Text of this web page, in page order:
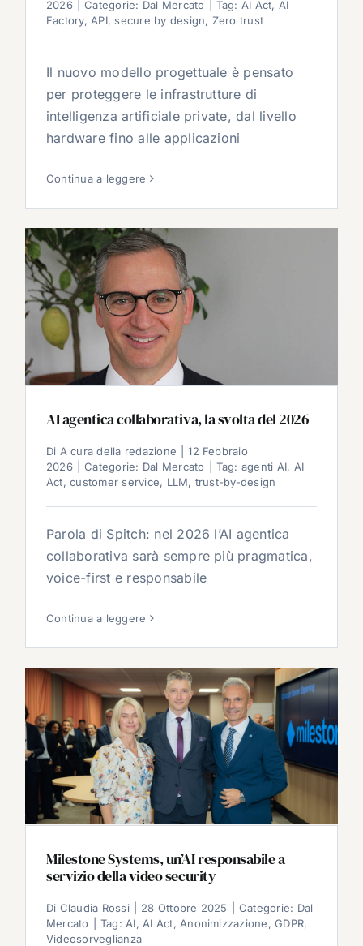
2026
Categorie: Dal Mercato Tag: AI Act, AI
Factory, API, secure by design, Zero trust
Il nuovo modello progettuale è pensato
per proteggere le infrastrutture di
intelligenza artificiale private, dal livello
hardware fino alle applicazioni
Continua a leggere
AI agentica collaborativa, la svolta del 2026
Di A cura della redazione
12 Febbraio
2026
Categorie: Dal Mercato Tag: agenti AI, AI
Act,customer service, LLM, trust-by-design
Parola di Spitch: nel 2026 l’AI agentica
collaborativa sarà sempre più pragmatica,
voice-first e responsabile
Continua a leggere
Milestone Systems, un’AI responsabile a
servizio della video security
Di Claudia Rossi 28 Ottobre 2025 Categorie: Dal
Mercato
Tag: AI, AI Act, Anonimizzazione,GDPR,
Videosorveglianza